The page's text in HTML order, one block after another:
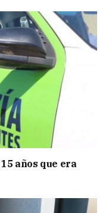
años que era